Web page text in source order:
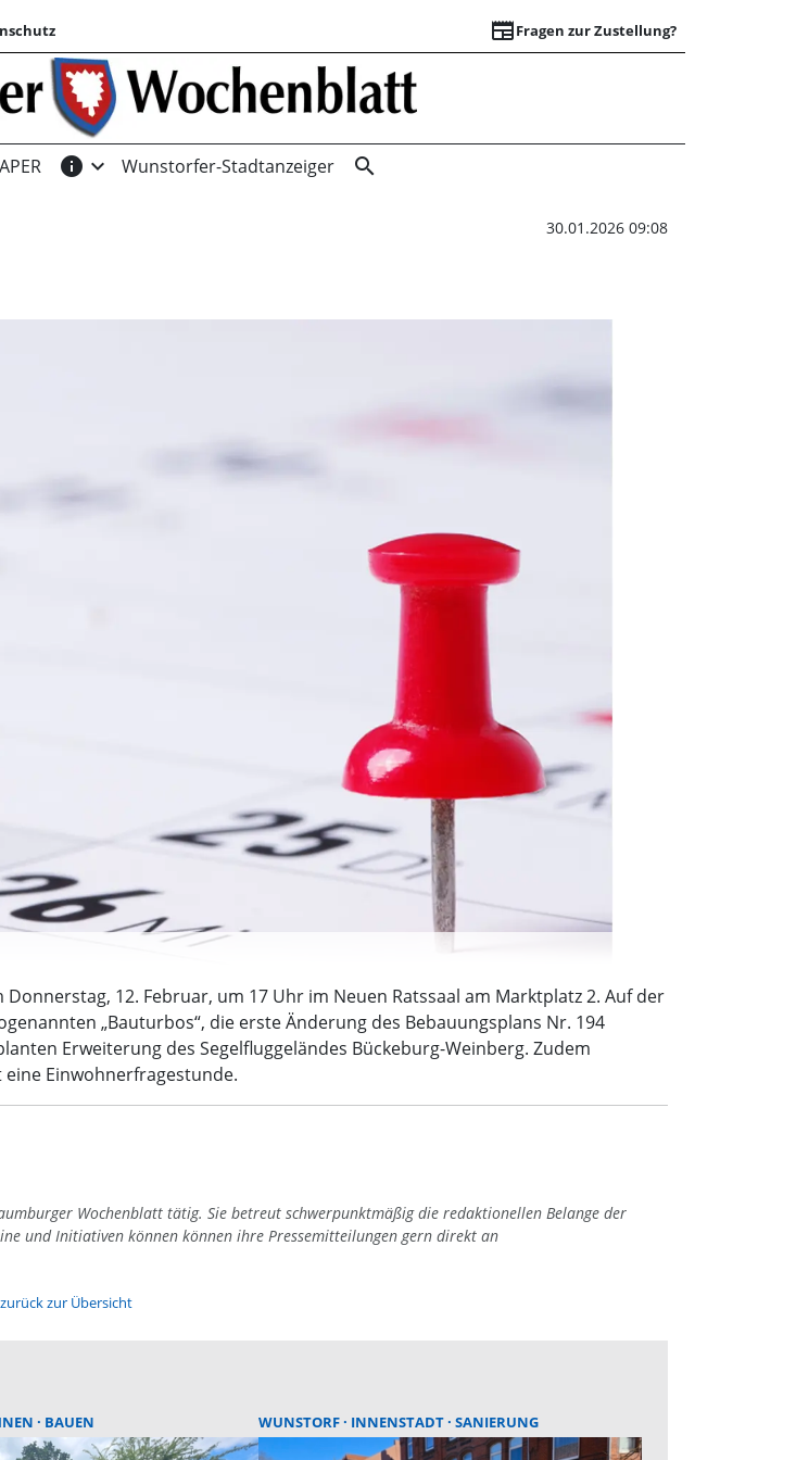
newspaperFragen zur Zustellung?
Ausschuss tagt |
info expand_more Wunstorfer-Stadtanzeiger search
30.01.2026 09:08
12. Februar, um 17 Uhr im Neuen Ratssaal am Marktplatz 2. Auf der
„Bauturbos“, die erste Änderung des Bebauungsplans Nr. 194
Erweiterung des Segelfluggeländes Bückeburg-Weinberg. Zudem
Einwohnerfragestunde.
Wochenblatt tätig. Sie betreut schwerpunktmäßig die redaktionellen Belange der
und Initiativen können können ihre Pressemitteilungen gern direkt an
zurück zur Übersicht
BAUEN WUNSTORF INNENSTADT SANIERUNG